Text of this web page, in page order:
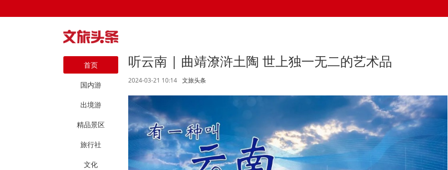
首页
国内游
出境游
精品景区
旅行社
文化
听云南 | 曲靖潦浒土陶 世上独一无二的艺术品
2024-03-21 10:14 文旅头条